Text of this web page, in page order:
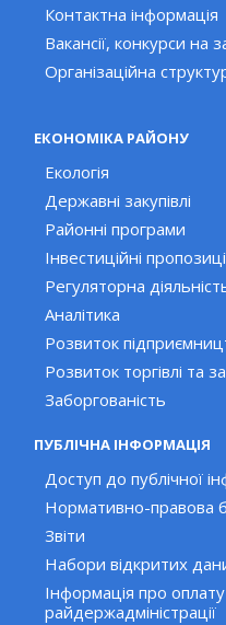
Контактна інформація
Вакансії, конкурси на
Організаційна
ЕКОНОМІКА РАЙОНУ
Екологія
Державні закупівлі
Районні програми
Інвестиційні
Регуляторна
Аналітика
Розвиток
Розвиток торгівлі та
Заборгованість
ПУБЛІЧНА ІНФОРМАЦІЯ
Доступ до публічної
Нормативно-правова
Звіти
Набори відкритих
Інформація про
райдержадміністрації